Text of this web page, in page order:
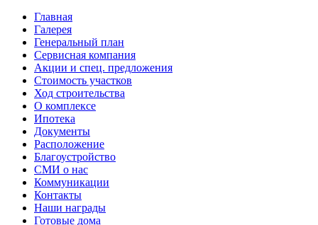
Главная
Галерея
Генеральный план
Сервисная компания
Акции и спец. предложения
Стоимость участков
Ход строительства
О комплексе
Ипотека
Документы
Расположение
Благоустройство
СМИ о нас
Коммуникации
Контакты
Наши награды
Готовые дома